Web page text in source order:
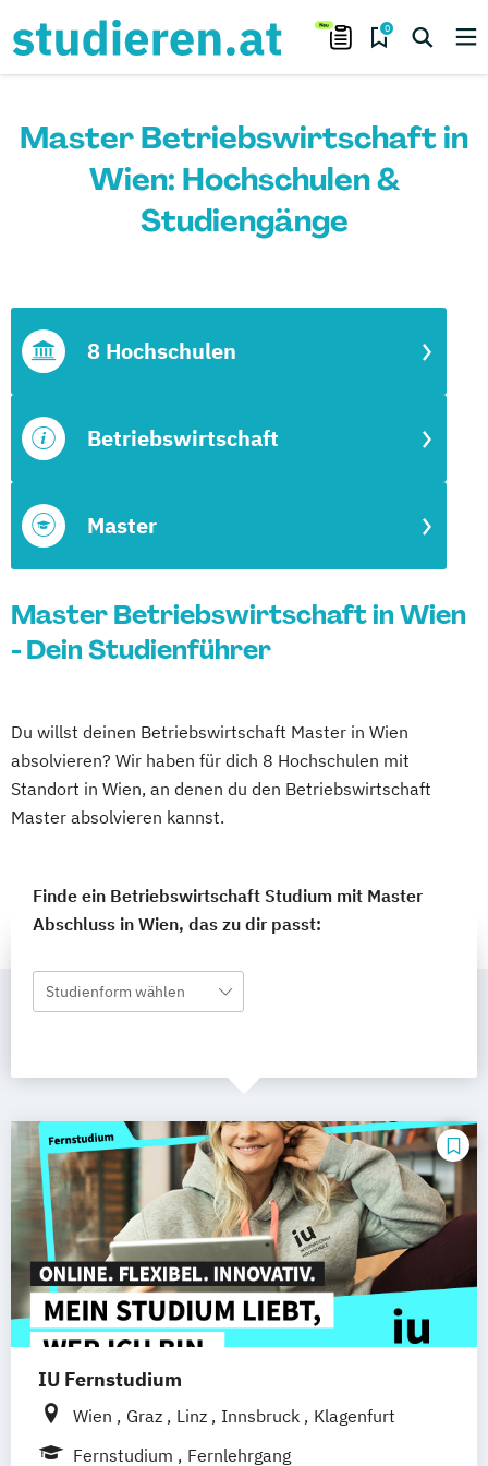
0
Master Betriebswirtschaft in
Wien: Hochschulen &
Studiengänge
Master
Betriebswirtschaft
8 Hochschulen
Master Betriebswirtschaft in Wien
- Dein Studienführer
Du willst deinen Betriebswirtschaft Master in Wien
absolvieren? Wir haben für dich 8 Hochschulen mit
Standort in Wien, an denen du den Betriebswirtschaft
Master absolvieren kannst.
Finde ein Betriebswirtschaft Studium mit Master
Abschluss in Wien, das zu dir passt:
Studienform wählen
IU Fernstudium
Wien Graz Linz Innsbruck
Klagenfurt
Fernstudium
Fernlehrgang